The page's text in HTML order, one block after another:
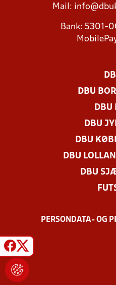
Mail:
Bank: 5301-
DBU
DBU
DBU
DBU
DBU
DBU
PERSONDATA- OG